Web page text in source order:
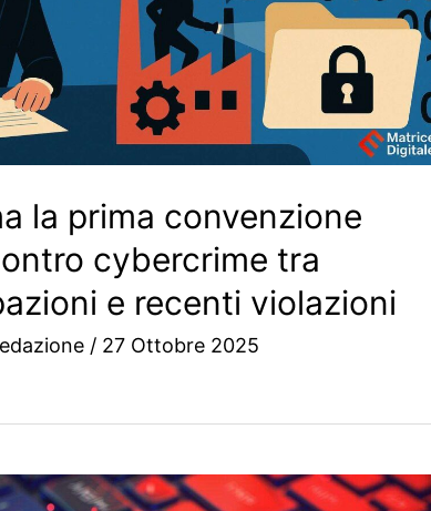
la prima convenzione
cybercrime tra
e recenti violazioni
/ 27 Ottobre 2025